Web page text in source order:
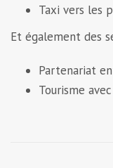
Taxi vers les
Et également des
Partenariat
Tourisme